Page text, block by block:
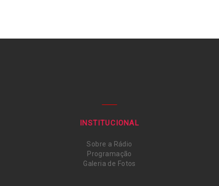
INSTITUCIONAL
Sobre a Rádio
Programação
Galeria de Fotos